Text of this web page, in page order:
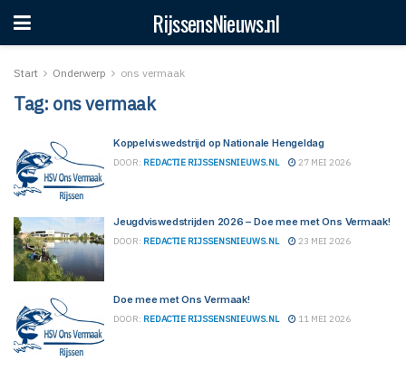
RijssensNieuws.nl
Start Onderwerp ons vermaak
Tag: ons vermaak
Koppelviswedstrijd op Nationale Hengeldag
DOOR: REDACTIE RIJSSENSNIEUWS.NL 27 MEI 2026
Jeugdviswedstrijden 2026 – Doe mee met Ons Vermaak!
DOOR: REDACTIE RIJSSENSNIEUWS.NL 23 MEI 2026
Doe mee met Ons Vermaak!
DOOR: REDACTIE RIJSSENSNIEUWS.NL 11 MEI 2026